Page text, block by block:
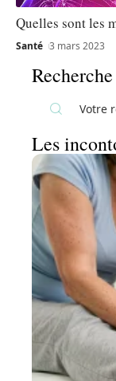
Quelles sont les
Santé 3 mars 2023
Recherche
Les